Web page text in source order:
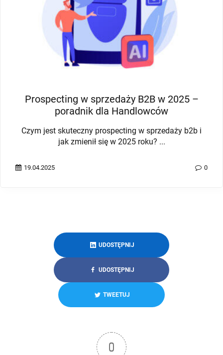
Personalizacja w e-mail marketingu
E-mail marketing nadal jest uważany jako jeden z
najskuteczniejszych kanałów ...
30.03.2024
UDOSTĘPNIJ
UDOSTĘPNIJ
TWEETUJ
0